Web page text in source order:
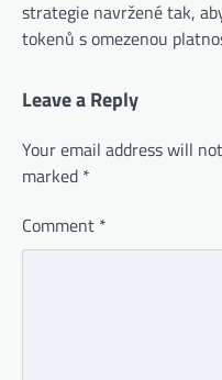
strategie navržené tak,
tokenů s omezenou
Leave a Reply
Your email address will
marked *
Comment *